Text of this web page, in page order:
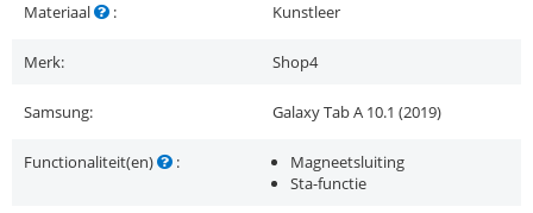
Materiaal : Kunstleer
Merk: Shop4
Samsung: Galaxy Tab A 10.1 (2019)
Functionaliteit(en) :
Magneetsluiting
Sta-functie